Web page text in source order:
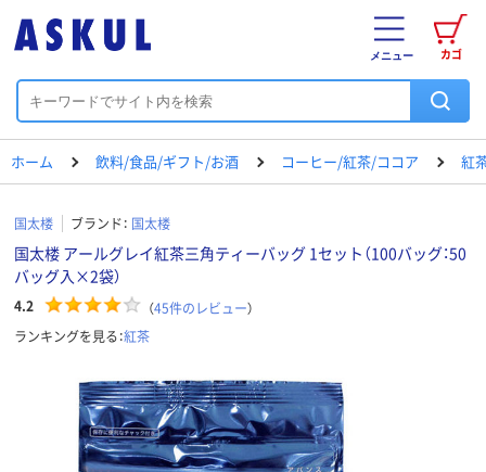
カゴ
メニュー
ホーム 飲料/食品/ギフト/お酒 コーヒー/紅茶/ココア 紅
国太楼 ブランド： 国太楼
国太楼 アールグレイ紅茶三角ティーバッグ 1セット（100バッグ：50
バッグ入×2袋）
4.2 （45件のレビュー）
ランキングを見る：紅茶